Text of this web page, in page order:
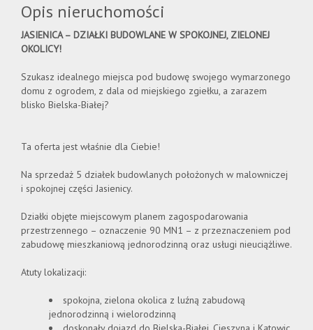
Opis nieruchomości
JASIENICA – DZIAŁKI BUDOWLANE W SPOKOJNEJ, ZIELONEJ
OKOLICY!
Szukasz idealnego miejsca pod budowę swojego wymarzonego
domu z ogrodem, z dala od miejskiego zgiełku, a zarazem
blisko Bielska-Białej?
Ta oferta jest właśnie dla Ciebie!
Na sprzedaż 5 działek budowlanych położonych w malowniczej
i spokojnej części Jasienicy.
Działki objęte miejscowym planem zagospodarowania
przestrzennego – oznaczenie 90 MN1 – z przeznaczeniem pod
zabudowę mieszkaniową jednorodzinną oraz usługi nieuciążliwe.
Atuty lokalizacji:
spokojna, zielona okolica z luźną zabudową
jednorodzinną i wielorodzinną